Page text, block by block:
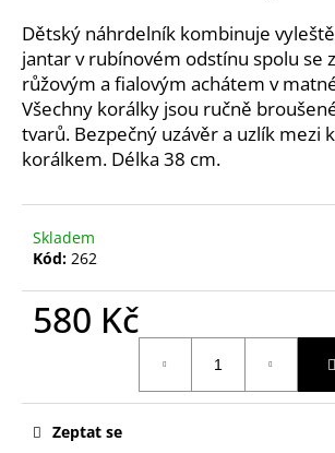
Dětský náhrdelník kombinuje
jantar v rubínovém odstínu spolu se
růžovým a fialovým achátem v
Všechny korálky jsou ručně
tvarů. Bezpečný uzávěr a uzlík mezi
korálkem. Délka 38 cm.
Skladem
Kód: 262
580 Kč
Zeptat se
r
u
č
u
j
e
m
e
NÁRAMEK
ŽENY
VELKÁ
CM
195